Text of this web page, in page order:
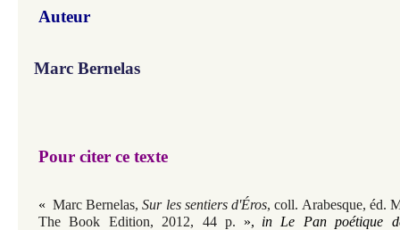
Auteur
Marc Bernelas
Pour citer ce texte
« Marc Bernelas,Sur les sentiers d'Éros, coll. Arabesque, éd.
The Book Edition, 2012, 44 p.
», in Le Pan poétique